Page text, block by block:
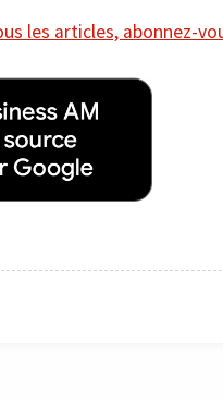
les articles, abonnez-